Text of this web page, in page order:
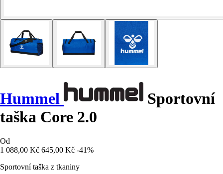
Hummel
Sportovní
taška Core 2.0
Od
1 088,00 Kč 645,00 Kč -41%
Sportovní taška z tkaniny